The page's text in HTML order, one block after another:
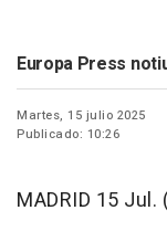
Europa Press
Martes, 15 julio 2025
Publicado: 10:26
MADRID 15 Jul.